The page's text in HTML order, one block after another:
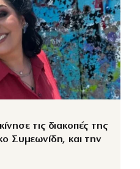
τις διακοπές της
Συμεωνίδη, και την